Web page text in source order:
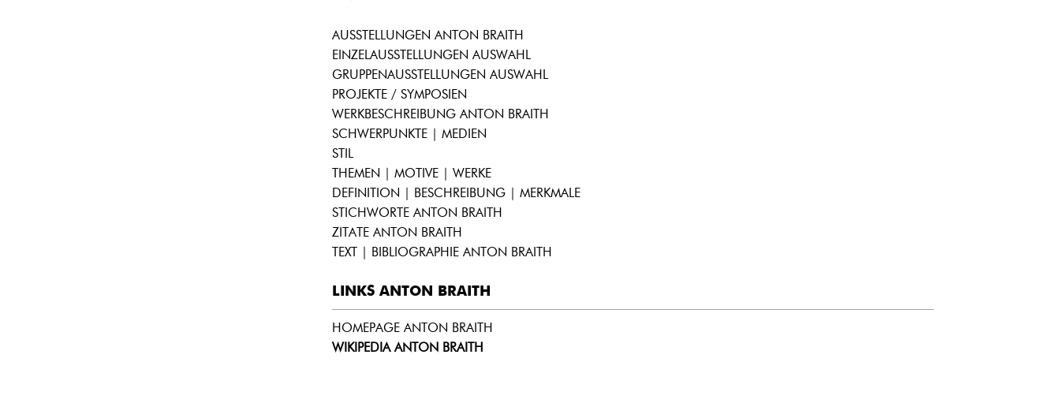
AUSSTELLUNGEN ANTON BRAITH
EINZELAUSSTELLUNGEN AUSWAHL
GRUPPENAUSSTELLUNGEN AUSWAHL
PROJEKTE / SYMPOSIEN
WERKBESCHREIBUNG ANTON BRAITH
SCHWERPUNKTE | MEDIEN
STIL
THEMEN | MOTIVE | WERKE
DEFINITION | BESCHREIBUNG | MERKMALE
STICHWORTE ANTON BRAITH
ZITATE ANTON BRAITH
TEXT | BIBLIOGRAPHIE ANTON BRAITH
LINKS ANTON BRAITH
HOMEPAGE ANTON BRAITH
WIKIPEDIA ANTON BRAITH